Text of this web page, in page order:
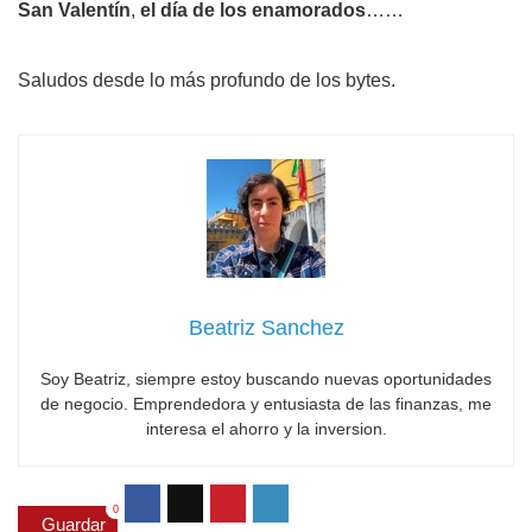
San Valentín, el día de los enamorados……
Saludos desde lo más profundo de los bytes.
Beatriz Sanchez
Soy Beatriz, siempre estoy buscando nuevas oportunidades
de negocio. Emprendedora y entusiasta de las finanzas, me
interesa el ahorro y la inversion.
Guardar
0